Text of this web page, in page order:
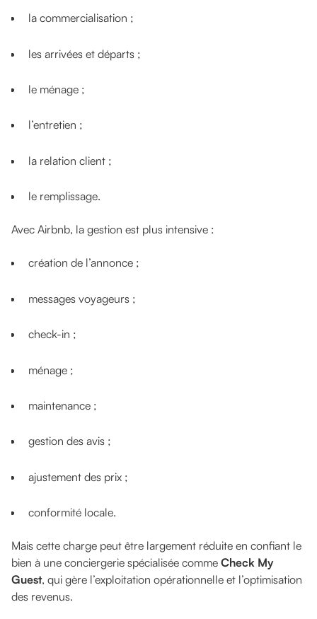
la commercialisation ;
les arrivées et départs ;
le ménage ;
l’entretien ;
la relation client ;
le remplissage.
Avec Airbnb, la gestion est plus intensive :
création de l’annonce ;
messages voyageurs ;
check-in ;
ménage ;
maintenance ;
gestion des avis ;
ajustement des prix ;
conformité locale.
Mais cette charge peut être largement réduite en confiant le
bien à une conciergerie spécialisée comme Check My
Guest, qui gère l’exploitation opérationnelle et l’optimisation
des revenus.